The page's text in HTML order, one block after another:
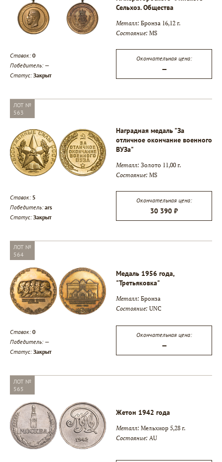
▾
Сельхоз. Общества
Металл: Бронза 16,12 г.
Состояние: MS
Ставок:0
Победитель: —
Статус:Закрыт
Окончательная цена:
—
ЛОТ №
563
Наградная медаль "За
отличное окончание военного
ВУЗа"
Металл: Золото 11,00 г.
Состояние: MS
Ставок: 5
Победитель: ars
Статус:Закрыт
Окончательная цена:
30 390 ₽
ЛОТ №
564
Медаль 1956 года,
"Третьяковка"
Металл: Бронза
Состояние: UNC
Ставок:0
Победитель: —
Статус:Закрыт
Окончательная цена:
—
ЛОТ №
565
Жетон 1942 года
Металл: Мельхиор 5,28 г.
Состояние: AU